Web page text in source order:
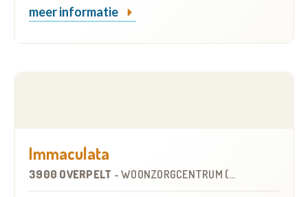
meer informatie
Immaculata
3900 OVERPELT - WOONZORGCENTRUM (WZC)